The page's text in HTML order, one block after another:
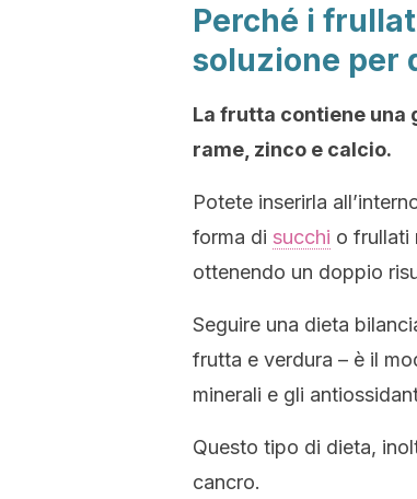
Perché i
soluzione per
La frutta contiene una
rame, zinco e calcio.
Potete inserirla
forma di succhi o frullati
ottenendo un doppio
Seguire una dieta
frutta e verdura – è il
minerali e gli
Questo tipo di dieta,
cancro.